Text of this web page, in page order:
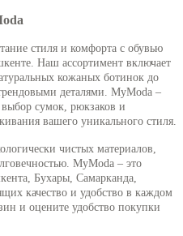
стиля и комфорта с обувью
Наш ассортимент включает
кожаных ботинок до
деталями. MyModa –
сумок, рюкзаков и
вашего уникального стиля.
чистых материалов,
MyModa – это
Бухары, Самарканда,
качество и удобство в каждом
и оцените удобство покупки